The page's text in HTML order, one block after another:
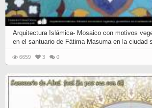
Arquitectura Islámica- Mosaico con motivos
en el santuario de Fátima Masuma en la ciudad
6659 3 0